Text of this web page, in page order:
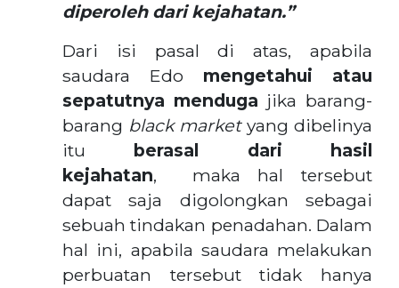
diperoleh dari kejahatan.”
Dari isi pasal di atas, apabila
saudara Edo mengetahui atau
sepatutnya menduga jika barang-
barang black marketyang dibelinya
itu berasal dari hasil
kejahatan, maka hal tersebut
dapat saja digolongkan sebagai
sebuah tindakan penadahan. Dalam
hal ini, apabila saudara melakukan
perbuatan tersebut tidak hanya